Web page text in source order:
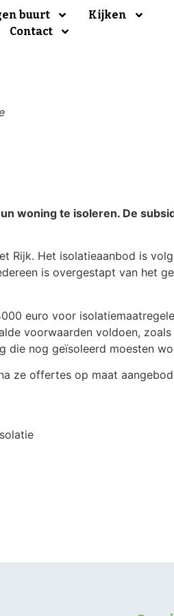
buurt
Kijken
Contact
woning te isoleren. De
Het isolatieaanbod is
is overgestapt van het
euro voor
voorwaarden voldoen,
die nog geïsoleerd moesten
ze offertes op maat